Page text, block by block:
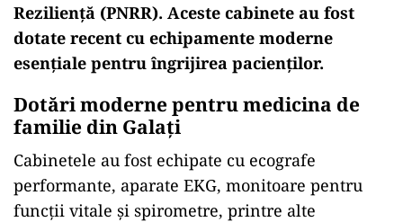
Reziliență (PNRR). Aceste cabinete au fost
dotate recent cu echipamente moderne
esențiale pentru îngrijirea pacienților.
Dotări moderne pentru medicina de
familie din Galați
Cabinetele au fost echipate cu ecografe
performante, aparate EKG, monitoare pentru
funcții vitale și spirometre, printre alte